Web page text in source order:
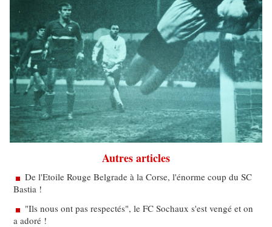
Autres articles
De l'Etoile Rouge Belgrade à la Corse, l'énorme coup du SC
Bastia !
"Ils nous ont pas respectés", le FC Sochaux s'est vengé et on
a adoré !